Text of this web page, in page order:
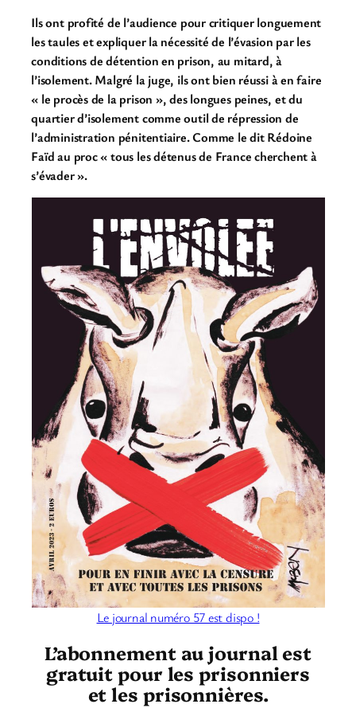
Ils ont profité de l’audience pour critiquer longuement
les taules et expliquer la nécessité de l’évasion par les
conditions de détention en prison, au mitard, à
l’isolement. Malgré la juge, ils ont bien réussi à en faire
« le procès de la prison », des longues peines, et du
quartier d’isolement comme outil de répression de
l’administration pénitentiaire.Comme le dit Rédoine
Faïd au proc « tous les détenus de France cherchent à
s’évader ».
Le journal numéro 57 est dispo !
L’abonnement au journal est
gratuit pour les prisonniers
et les prisonnières.